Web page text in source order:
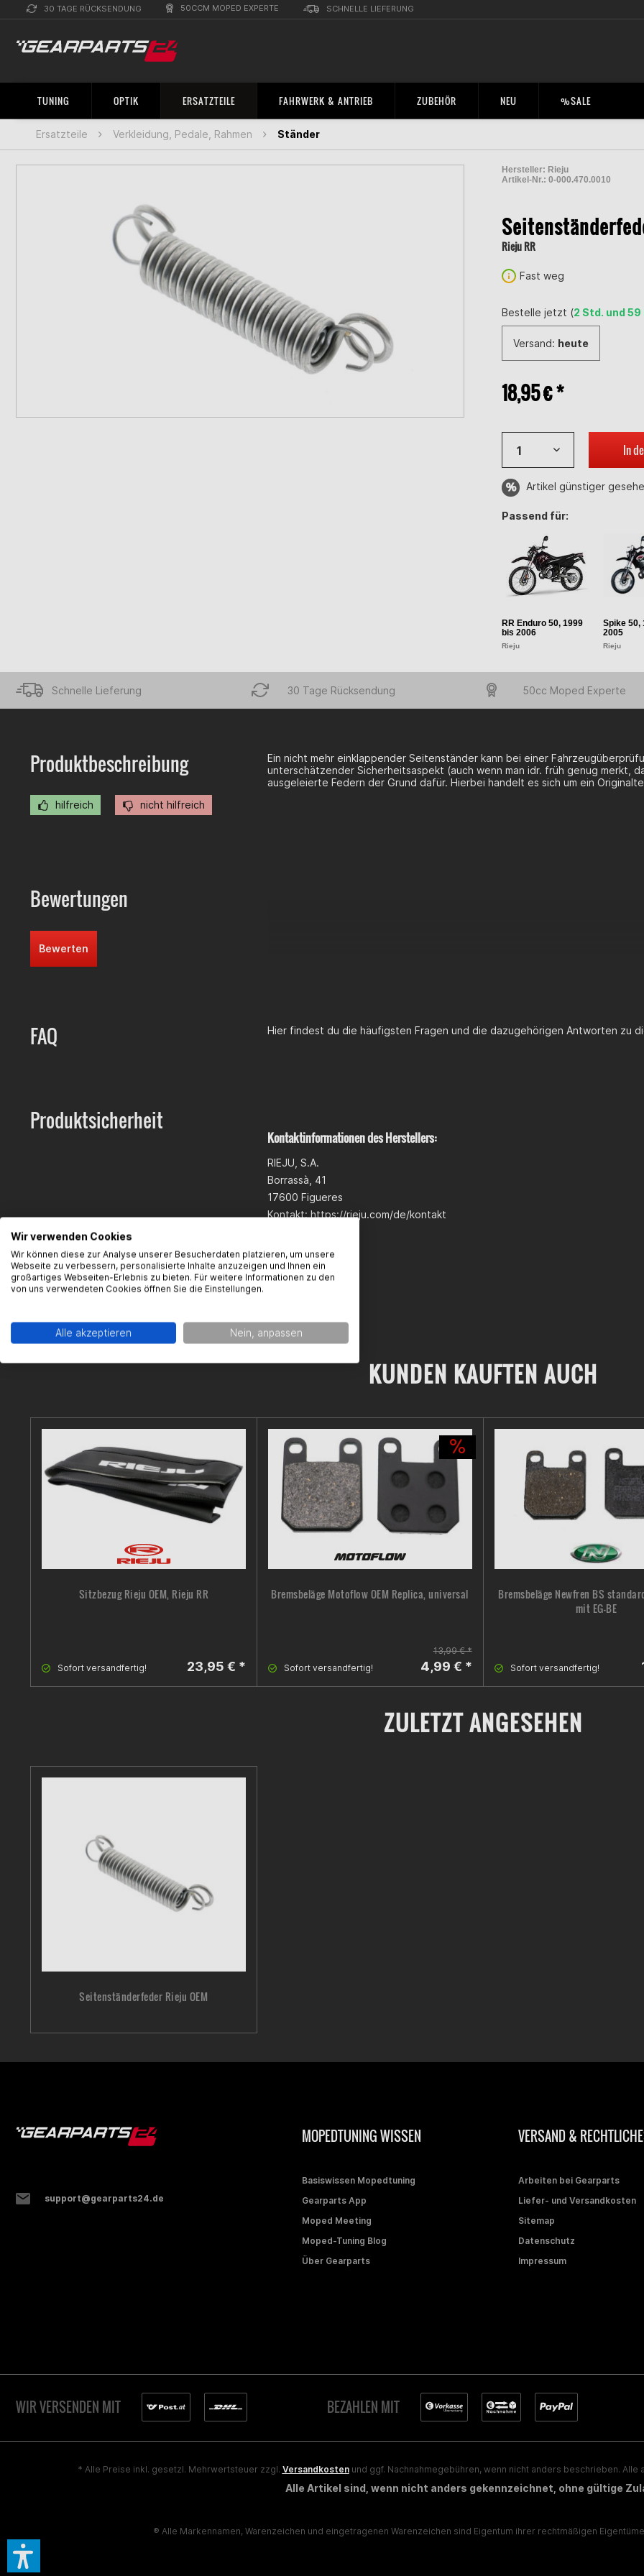
30 TAGE RÜCKSENDUNG 50CCM MOPED EXPERTE SCHNELLE LIEFERUNG
TUNING OPTIK ERSATZTEILE FAHRWERK & ANTRIEB ZUBEHÖR NEU %SALE
Ersatzteile Verkleidung, Pedale, Rahmen Ständer
Hersteller: Rieju
Artikel-Nr.: 0-000.470.0010
Rieju RR
Fast weg
Bestelle jetzt (2 Std. und 59
Versand: heute
18,95 € *
In
Artikel günstiger
Passend für:
RR Enduro 50, 1999
bis 2006
Rieju
Spike 50,
2005
Rieju
Schnelle Lieferung 30 Tage Rücksendung 50cc Moped Experte
Produktbeschreibung
hilfreich nicht hilfreich
Ein nicht mehr einklappender Seitenständer kann bei einer
unterschätzender Sicherheitsaspekt (auch wenn man idr. früh genug merkt,
ausgeleierte Federn der Grund dafür. Hierbei handelt es sich um ein
Bewertungen
Bewerten
FAQ Hier findest du die häufigsten Fragen und die dazugehörigen Antworten zu
Produktsicherheit
Kontaktinformationen des Herstellers:
RIEJU, S.A.
Borrassà, 41
17600 Figueres
Kontakt: https://rieju.com/de/kontakt
KUNDEN KAUFTEN AUCH
Sitzbezug Rieju OEM, Rieju RR
Sofort versandfertig! 23,95 € *
Bremsbeläge Motoflow OEM Replica, universal
Sofort versandfertig!
13,99 € *
4,99 € *
Bremsbeläge Newfren BS
mit EG-BE
Sofort versandfertig!
ZULETZT ANGESEHEN
Seitenständerfeder Rieju OEM
support@gearparts24.de
MOPEDTUNING WISSEN
Basiswissen Mopedtuning
Gearparts App
Moped Meeting
Moped-Tuning Blog
Über Gearparts
VERSAND &
Arbeiten bei Gearparts
Liefer- und Versandkosten
Sitemap
Datenschutz
Impressum
WIR VERSENDEN MIT BEZAHLEN MIT
* Alle Preise inkl. gesetzl. Mehrwertsteuer zzgl. Versandkostenund ggf. Nachnahmegebühren, wenn nicht anders beschrieben.
Alle Artikel sind, wenn nicht anders gekennzeichnet, ohne gültige
® Alle Markennamen, Warenzeichen und eingetragenen Warenzeichen sind Eigentum ihrer rechtmäßigen
Wir verwenden Cookies
Wir können diese zur Analyse unserer Besucherdaten platzieren, um unsere
Webseite zu verbessern, personalisierte Inhalte anzuzeigen und Ihnen ein
großartiges Webseiten-Erlebnis zu bieten. Für weitere Informationen zu den
von uns verwendeten Cookies öffnen Sie die Einstellungen.
Alle akzeptieren Nein, anpassen